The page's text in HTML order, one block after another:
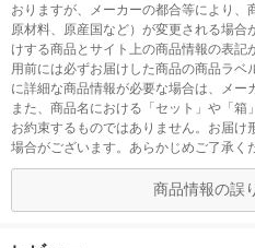
おりますが、メーカーの都合等により、
原材料、原産国など）が変更される場合
けする商品とサイト上の商品情報の表記
用前には必ずお届けした商品の商品ラベ
に詳細な商品情報が必要な場合は、メー
また、商品名における「セット」や「
お約束するものではありません。お届け
場合がございます。あらかじめご了承く
商品情報の誤